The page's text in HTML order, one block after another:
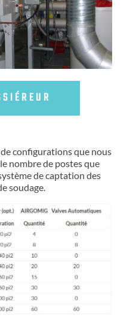
configurations que nous
nombre de postes que
de captation des
soudage.